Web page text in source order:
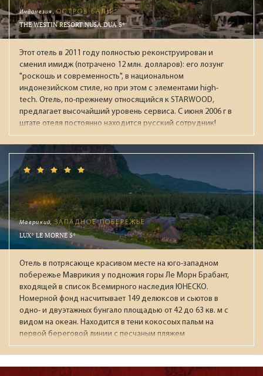
Индонезия,ОСТРОВ БАЛИ
THE WESTIN RESORT NUSA DUA 5*
Этот отель в 2011 году полностью реконструирован и
сменил имидж (потрачено 12 млн. долларов): его лозунг
"роскошь и современность", в национальном
индонезийском стиле, но при этом с элементами high-
tech. Отель, по-прежнему относящийся к STARWOOD,
предлагает высочайший уровень сервиса. С июня 2006 г в
штате отеля постоянно находится русский сотрудник!
Маврикий,ЗАПАДНОЕ ПОБЕРЕЖЬЕ
LUX* LE MORNE 5*
Отель в потрясающе красивом месте на юго-западном
побережье Маврикия у подножия горы Ле Морн Брабант,
входящей в список Всемирного наследия ЮНЕСКО.
Номерной фонд насчитывает 149 делюксов и сьютов в
одно- и двуэтажных бунгало площадью от 42 до 63 кв. м с
видом на океан. Находится в тени кокосоых пальм на
первой береговой линии с песчаным пляжем
протяженностью около 800 метров в защищенной лагуной
для плавания . В инфраструктуру входят 4 открытых
бассейна, спа-центр LUX* Me с сауной, хаммамом,